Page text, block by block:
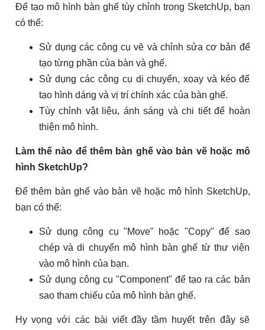
Để tạo mô hình bàn ghế tùy chỉnh trong SketchUp, bạn
có thể:
Sử dụng các công cụ vẽ và chỉnh sửa cơ bản để
tạo từng phần của bàn và ghế.
Sử dụng các công cụ di chuyển, xoay và kéo để
tạo hình dáng và vị trí chính xác của bàn ghế.
Tùy chỉnh vật liệu, ánh sáng và chi tiết để hoàn
thiện mô hình.
Làm thế nào để thêm bàn ghế vào bản vẽ hoặc mô
hình SketchUp?
Để thêm bàn ghế vào bản vẽ hoặc mô hình SketchUp,
bạn có thể:
Sử dụng công cụ "Move" hoặc "Copy" để sao
chép và di chuyển mô hình bàn ghế từ thư viện
vào mô hình của bạn.
Sử dụng công cụ "Component" để tạo ra các bản
sao tham chiếu của mô hình bàn ghế.
Hy vọng với các bài viết đầy tầm huyết trên đây sẽ